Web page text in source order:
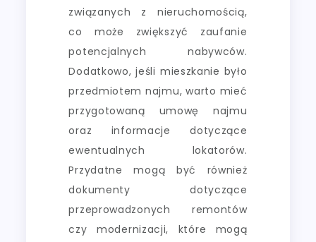
związanych z nieruchomością,
co może zwiększyć zaufanie
potencjalnych nabywców.
Dodatkowo, jeśli mieszkanie było
przedmiotem najmu, warto mieć
przygotowaną umowę najmu
oraz informacje dotyczące
ewentualnych lokatorów.
Przydatne mogą być również
dokumenty dotyczące
przeprowadzonych remontów
czy modernizacji, które mogą